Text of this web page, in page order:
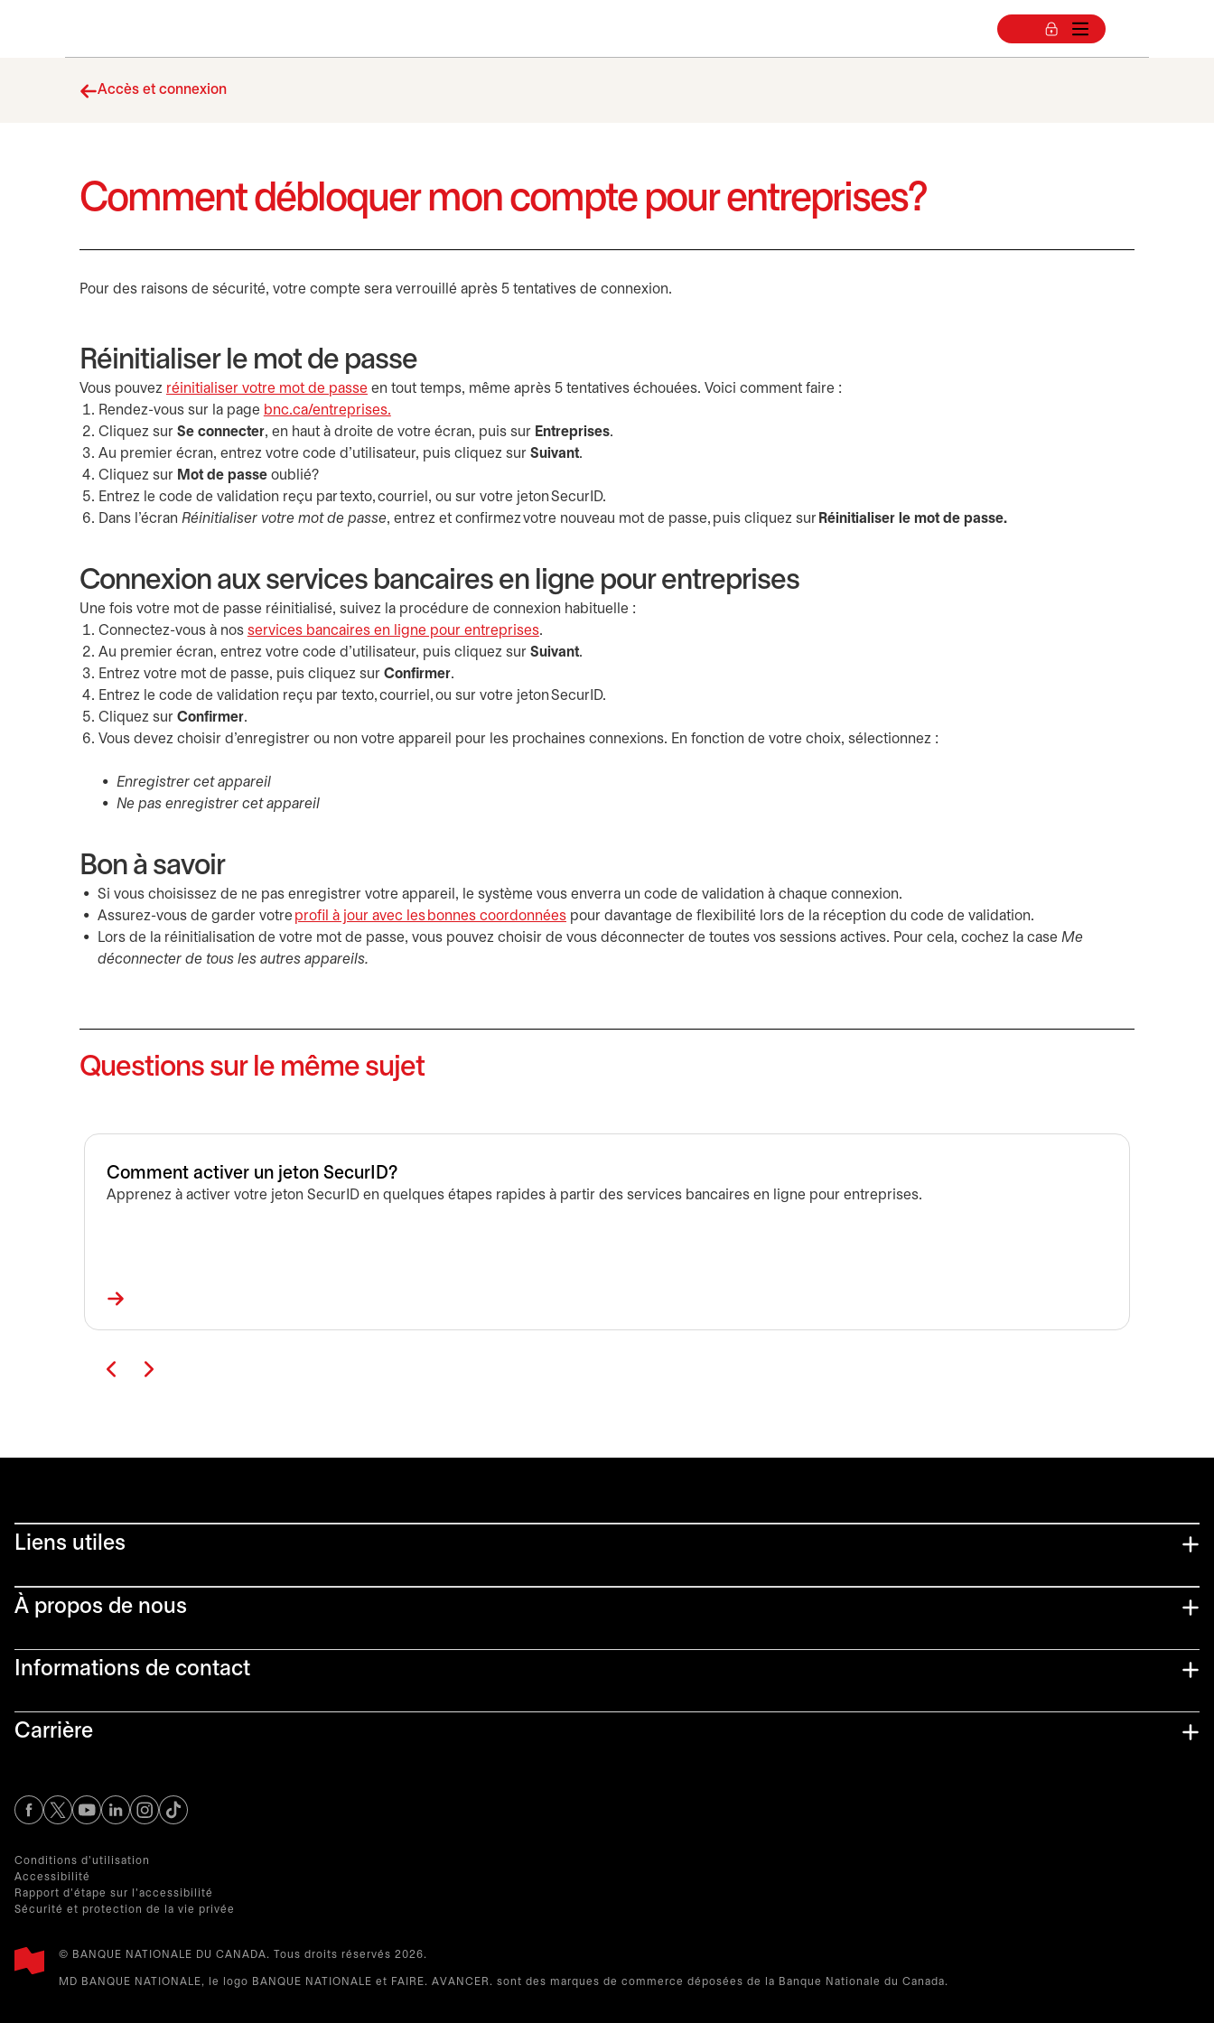
Accès et connexion
Comment débloquer mon compte pour entreprises?
Pour des raisons de sécurité, votre compte sera verrouillé après 5 tentatives de connexion.
Réinitialiser le mot de passe
Vous pouvez réinitialiser votre mot de passe en tout temps, même après 5 tentatives échouées. Voici comment faire :
Rendez-vous sur la page bnc.ca/entreprises.
Cliquez surSe connecter, en haut à droite de votre écran, puis sur Entreprises.
Au premier écran, entrez votre code d’utilisateur, puis cliquez sur Suivant.
Cliquez sur Mot de passe oublié?
Entrez le code de validation reçu par texto, courriel, ou sur votre jeton SecurID.
Dans l’écran Réinitialiser votre mot de passe, entrez et confirmez votre nouveau mot de passe, puis cliquez sur Réinitialiser le mot de passe.
Connexion aux services bancaires en ligne pour entreprises
Une fois votre mot de passe réinitialisé, suivez la procédure de connexion habituelle :
Connectez-vous à nos services bancaires en ligne pour entreprisess’ouvre dans un nouvel onglet
.
Au premier écran, entrez votre code d’utilisateur, puis cliquez sur Suivant.
Entrez votre mot de passe, puis cliquez sur Confirmer.
Entrez le code de validation reçu par texto, courriel, ou sur votre jeton SecurID.
Cliquez sur Confirmer.
Vous devez choisir d’enregistrer ou non votre appareil pour les prochaines connexions. En fonction de votre choix, sélectionnez :
Enregistrer cet appareil
Ne pas enregistrer cet appareil
Bon à savoir
Si vous choisissez de ne pas enregistrer votre appareil, le système vous enverra un code de validation à chaque connexion.
Assurez-vous de garder votre profil à jour avec les bonnes coordonnées pour davantage de flexibilité lors de la réception du code de validation.
Lors de la réinitialisation de votre mot de passe, vous pouvez choisir de vous déconnecter de toutes vos sessions actives. Pour cela, cochez la case Me
déconnecter de tous les autres appareils.
Questions sur le même sujet
Comment activer un jeton SecurID?
Apprenez à activer votre jeton SecurID en quelques étapes rapides à partir des services bancaires en ligne pour entreprises.
Liens utiles​
À propos de nous
Informations de contact​
Carrière
s’ouvre dans un nouvel onglet
s’ouvre dans un nouvel onglet
s’ouvre dans un nouvel onglet
s’ouvre dans un nouvel onglet
s’ouvre dans un nouvel onglet
Conditions d'utilisation
Accessibilité
Rapport d'étape sur l'accessibilité
Sécurité et protection de la vie privée
© BANQUE NATIONALE DU CANADA. Tous droits réservés 2026.​
MD BANQUE NATIONALE, le logo BANQUE NATIONALE et FAIRE. AVANCER. sont des marques de commerce déposées de la Banque Nationale du Canada.